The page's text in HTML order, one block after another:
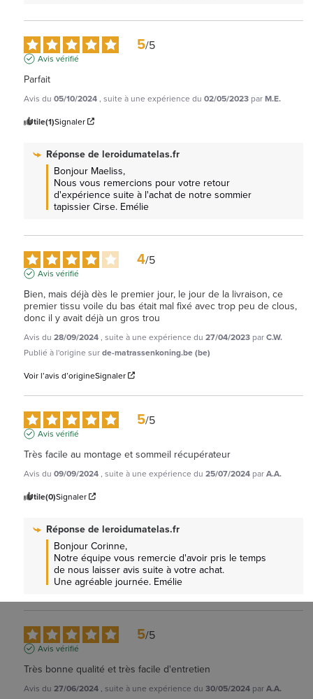
5/5
Avis vérifié
Parfait
Avis du 05/10/2024, suite à une expérience du 02/05/2023 parM.E.
Utile(1)Signaler
Réponse deleroidumatelas.fr
Bonjour Maeliss,
Nous vous remercions pour votre retour
d'expérience suite à l'achat de notre sommier
tapissier Cirse. Emélie
4/5
Avis vérifié
Bien, mais déjà dès le premier jour, le jour de la livraison, ce
premier tissu voile du bas était mal fixé avec trop peu de clous,
donc il y avait déjà un gros trou
Avis du 28/09/2024, suite à une expérience du 27/04/2023 parC.W.
Publié à l'origine surde-matrassenkoning.be (be)
Voir l’avis d’origineSignaler
5/5
Avis vérifié
Très facile au montage et sommeil récupérateur
Avis du 09/09/2024, suite à une expérience du 25/07/2024 parA.A.
Utile(0)Signaler
Réponse deleroidumatelas.fr
Bonjour Corinne,
Notre équipe vous remercie d'avoir pris le temps
de nous laisser avis suite à votre achat.
Une agréable journée. Emélie
5/5
Avis vérifié
Très bonne qualité et très facile d'entretien
Avis du 27/06/2024 , suite à une expérience du 30/05/2024 parA.A.